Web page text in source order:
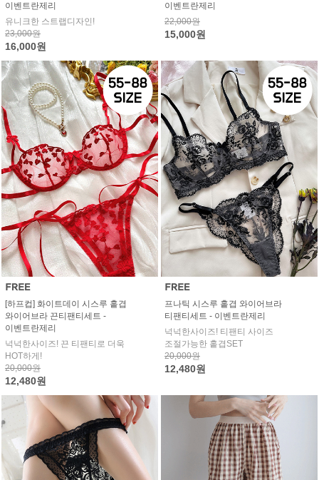
이벤트란제리
유니크한 스트랩디자인!
23,000원
16,000원
이벤트란제리
22,000원
15,000원
[하프컵] 화이트데이 시스루 홑겹
와이어브라 끈티팬티세트 -
이벤트란제리
넉넉한사이즈! 끈 티팬티로 더욱
HOT하게!
20,000원
12,480원
프나틱 시스루 홑겹 와이어브라
티팬티세트 - 이벤트란제리
넉넉한사이즈! 티팬티 사이즈
조절가능한 홑겹SET
20,000원
12,480원